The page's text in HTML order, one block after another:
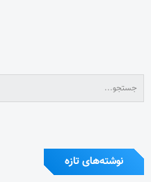
نوشته‌های تازه
استقلال در دیداری تدارکاتی
آیین یادبود اکبر عبدی برگزار می‌شود